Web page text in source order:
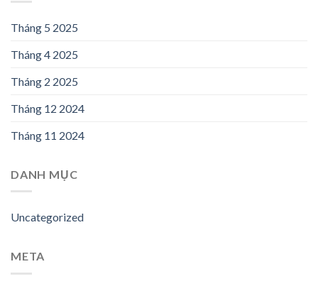
Tháng 5 2025
Tháng 4 2025
Tháng 2 2025
Tháng 12 2024
Tháng 11 2024
DANH MỤC
Uncategorized
META